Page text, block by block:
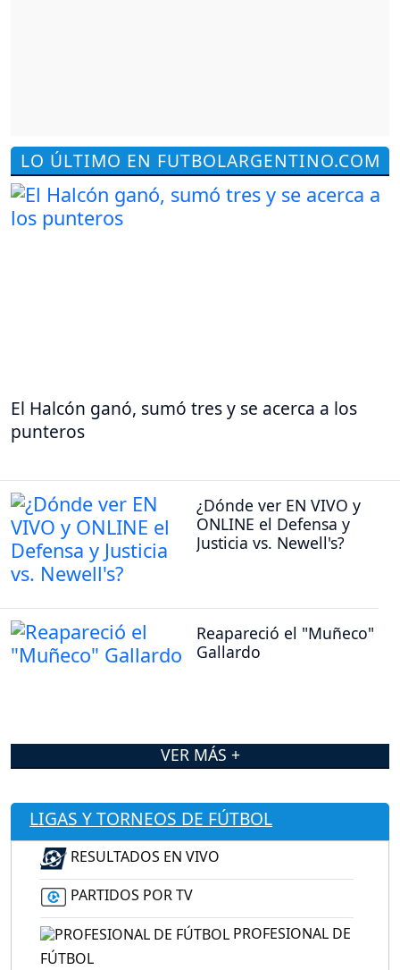
LO ÚLTIMO EN FUTBOLARGENTINO.COM
El Halcón ganó, sumó tres y se acerca a los
punteros
¿Dónde ver EN VIVO y
ONLINE el Defensa y
Justicia vs. Newell's?
Reapareció el "Muñeco"
Gallardo
VER MÁS +
LIGAS Y TORNEOS DE FÚTBOL
RESULTADOS EN VIVO
PARTIDOS POR TV
PROFESIONAL DE
FÚTBOL